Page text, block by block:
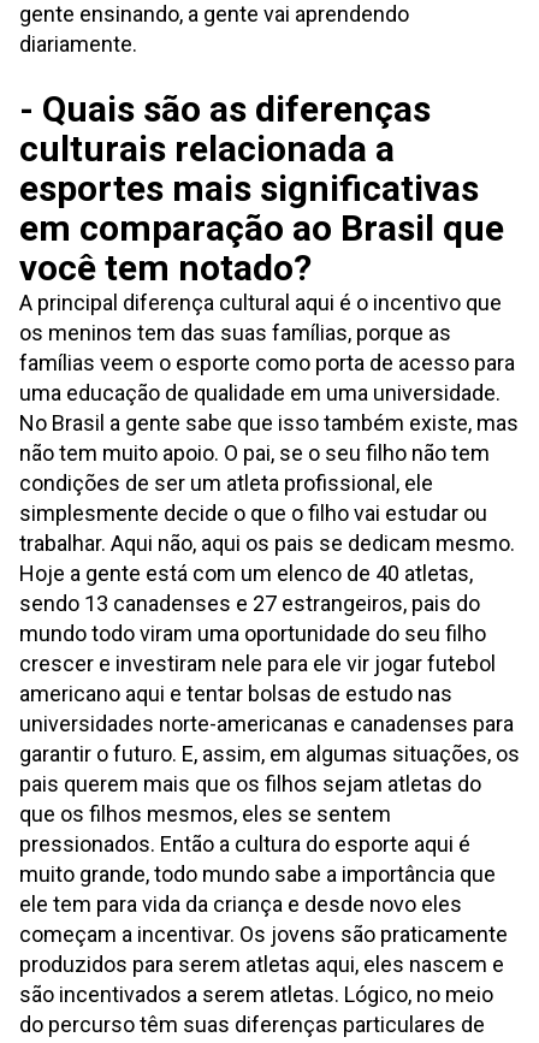
gente ensinando, a gente vai aprendendo
diariamente.
- Quais são as diferenças
culturais relacionada a
esportes mais significativas
em comparação ao Brasil que
você tem notado?
A principal diferença cultural aqui é o incentivo que
os meninos tem das suas famílias, porque as
famílias veem o esporte como porta de acesso para
uma educação de qualidade em uma universidade.
No Brasil a gente sabe que isso também existe, mas
não tem muito apoio. O pai, se o seu filho não tem
condições de ser um atleta profissional, ele
simplesmente decide o que o filho vai estudar ou
trabalhar. Aqui não, aqui os pais se dedicam mesmo.
Hoje a gente está com um elenco de 40 atletas,
sendo 13 canadenses e 27 estrangeiros, pais do
mundo todo viram uma oportunidade do seu filho
crescer e investiram nele para ele vir jogar futebol
americano aqui e tentar bolsas de estudo nas
universidades norte-americanas e canadenses para
garantir o futuro. E, assim, em algumas situações, os
pais querem mais que os filhos sejam atletas do
que os filhos mesmos, eles se sentem
pressionados. Então a cultura do esporte aqui é
muito grande, todo mundo sabe a importância que
ele tem para vida da criança e desde novo eles
começam a incentivar. Os jovens são praticamente
produzidos para serem atletas aqui, eles nascem e
são incentivados a serem atletas. Lógico, no meio
do percurso têm suas diferenças particulares de